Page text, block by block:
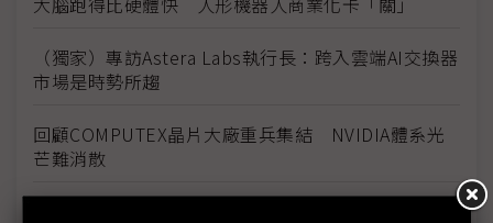
（獨家）專訪Astera Labs執行長：跨入雲端AI交換器
市場是時勢所趨
回顧COMPUTEX晶片大廠重兵集結 NVIDIA體系光
芒難消散